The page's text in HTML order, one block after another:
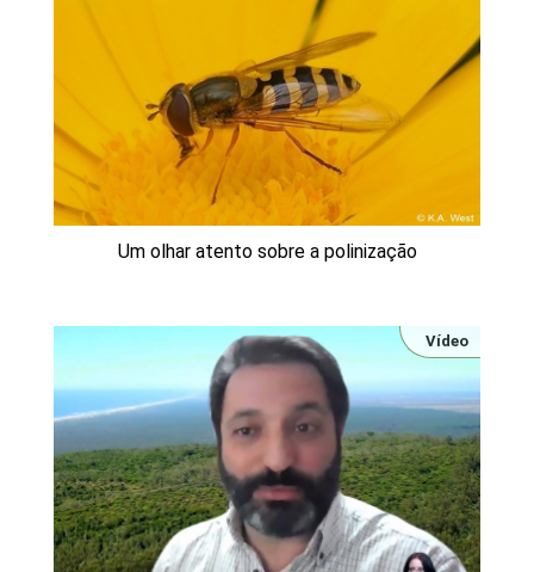
Um olhar atento sobre a polinização
Vídeo